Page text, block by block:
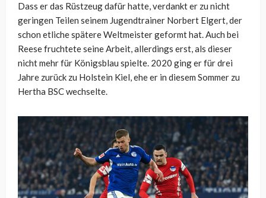
Dass er das Rüstzeug dafür hatte, verdankt er zu nicht
geringen Teilen seinem Jugendtrainer Norbert Elgert, der
schon etliche spätere Weltmeister geformt hat. Auch bei
Reese fruchtete seine Arbeit, allerdings erst, als dieser
nicht mehr für Königsblau spielte. 2020 ging er für drei
Jahre zurück zu Holstein Kiel, ehe er in diesem Sommer zu
Hertha BSC wechselte.